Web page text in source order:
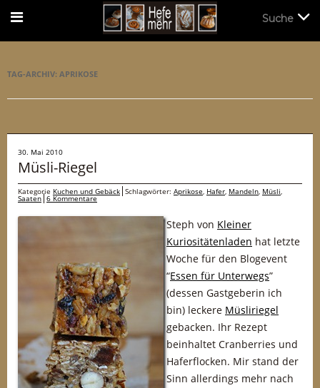
TAG-ARCHIV: APRIKOSE
30. Mai 2010
Müsli-Riegel
Kategorie Kuchen und Gebäck Schlagwörter: Aprikose, Hafer, Mandeln, Müsli,
Saaten 6 Kommentare
Steph von Kleiner
Kuriositätenladen hat letzte
Woche für den Blogevent
“Essen für Unterwegs”
(dessen Gastgeberin ich
bin) leckere Müsliriegel
gebacken. Ihr Rezept
beinhaltet Cranberries und
Haferflocken. Mir stand der
Sinn allerdings mehr nach
Suche
Suche